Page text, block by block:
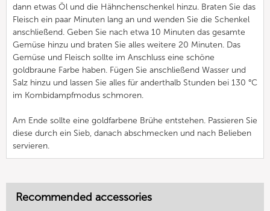
dann etwas Öl und die Hähnchenschenkel hinzu. Braten Sie das
Fleisch ein paar Minuten lang an und wenden Sie die Schenkel
anschließend. Geben Sie nach etwa 10 Minuten das gesamte
Gemüse hinzu und braten Sie alles weitere 20 Minuten. Das
Gemüse und Fleisch sollte im Anschluss eine schöne
goldbraune Farbe haben. Fügen Sie anschließend Wasser und
Salz hinzu und lassen Sie alles für anderthalb Stunden bei 130 °C
im Kombidampfmodus schmoren.
Am Ende sollte eine goldfarbene Brühe entstehen. Passieren Sie
diese durch ein Sieb, danach abschmecken und nach Belieben
servieren.
Recommended accessories